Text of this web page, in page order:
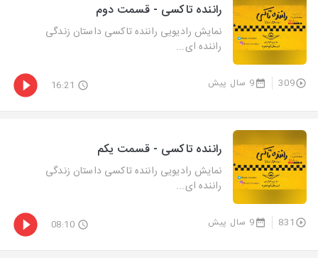
راننده تاکسی - قسمت دوم
نمایش رادیویی راننده تاکسی داستان زندگی
راننده ای...
309 9 سال پیش 16:21
راننده تاکسی - قسمت یکم
نمایش رادیویی راننده تاکسی داستان زندگی
راننده ای...
831 9 سال پیش 08:10